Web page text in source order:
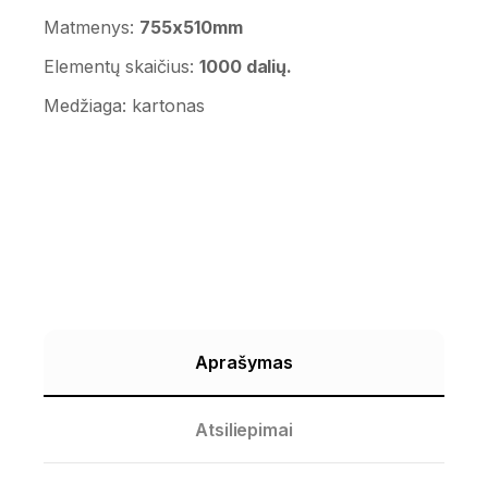
Matmenys: 755x510mm
Elementų skaičius: 1000 dalių.
Medžiaga: kartonas
Aprašymas
Atsiliepimai